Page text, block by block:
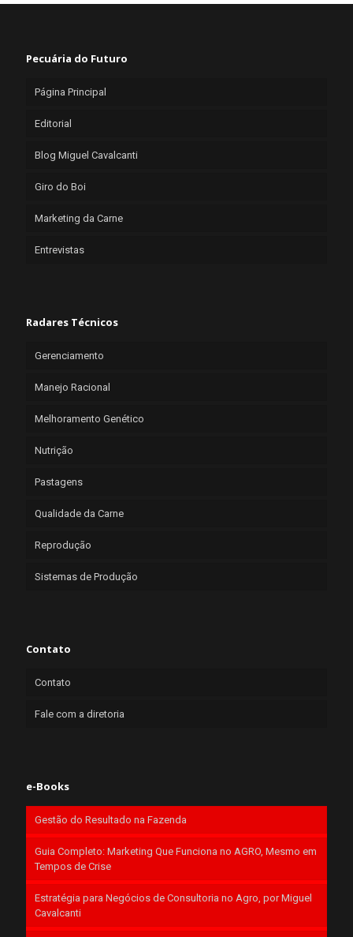
Pecuária do Futuro
Página Principal
Editorial
Blog Miguel Cavalcanti
Giro do Boi
Marketing da Carne
Entrevistas
Radares Técnicos
Gerenciamento
Manejo Racional
Melhoramento Genético
Nutrição
Pastagens
Qualidade da Carne
Reprodução
Sistemas de Produção
Contato
Contato
Fale com a diretoria
e-Books
Gestão do Resultado na Fazenda
Guia Completo: Marketing Que Funciona no AGRO, Mesmo em
Tempos de Crise
Estratégia para Negócios de Consultoria no Agro, por Miguel
Cavalcanti